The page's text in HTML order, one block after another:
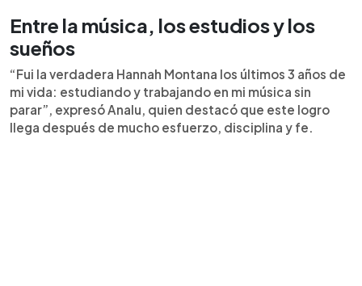
Entre la música, los estudios y los
sueños
“Fui la verdadera Hannah Montana los últimos 3 años de
mi vida: estudiando y trabajando en mi música sin
parar”, expresó Analu, quien destacó que este logro
llega después de mucho esfuerzo, disciplina y fe.